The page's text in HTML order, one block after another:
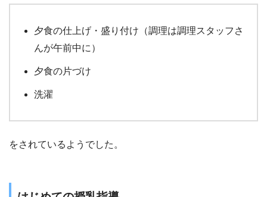
夕食の仕上げ・盛り付け（調理は調理スタッフさ
んが午前中に）
夕食の片づけ
洗濯
をされているようでした。